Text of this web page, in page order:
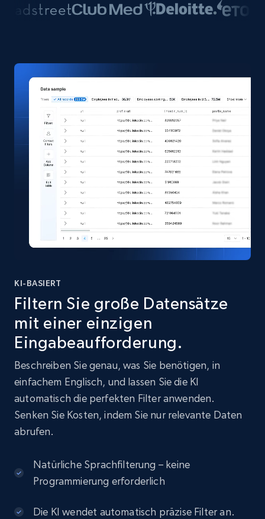
KI-BASIERT
Filtern Sie große Datensätze
mit einer einzigen
Eingabeaufforderung.
Beschreiben Sie genau, was Sie benötigen, in
einfachem Englisch, und lassen Sie die KI
automatisch die perfekten Filter anwenden.
Senken Sie Kosten, indem Sie nur relevante Daten
abrufen.
Natürliche Sprachfilterung – keine
Programmierung erforderlich
Die KI wendet automatisch präzise Filter an.